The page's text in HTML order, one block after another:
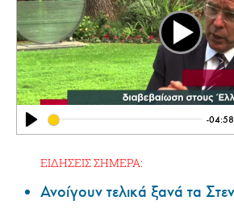
Play
-04:58
Play
ΕΙΔΗΣΕΙΣ ΣΗΜΕΡΑ:
Ανοίγουν τελικά ξανά τα